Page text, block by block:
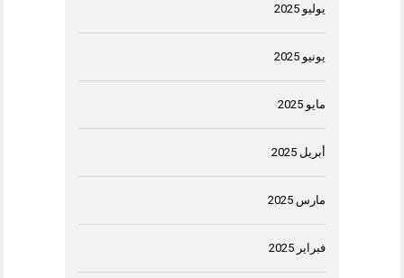
يوليو 2025
يونيو 2025
مايو 2025
أبريل 2025
مارس 2025
فبراير 2025